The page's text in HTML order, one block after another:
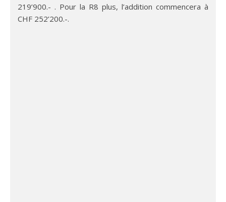
219’900.- . Pour la R8 plus, l’addition commencera à
CHF 252’200.-.